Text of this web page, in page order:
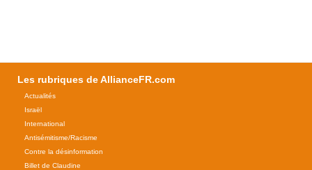
Les rubriques de AllianceFR.com
Actualités
Israël
International
Antisémitisme/Racisme
Contre la désinformation
Billet de Claudine